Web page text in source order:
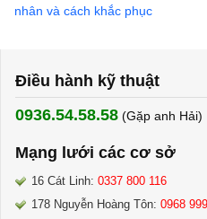
nhân và cách khắc phục
Điều hành kỹ thuật
0936.54.58.58 (Gặp anh Hải) ​
Mạng lưới các cơ sở
16 Cát Linh: 0337 800 116
178 Nguyễn Hoàng Tôn: 0968